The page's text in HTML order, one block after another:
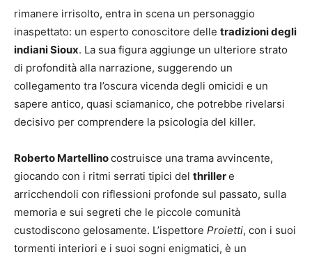
rimanere irrisolto, entra in scena un personaggio
inaspettato: un esperto conoscitore delle tradizioni degli
indiani Sioux. La sua figura aggiunge un ulteriore strato
di profondità alla narrazione, suggerendo un
collegamento tra l’oscura vicenda degli omicidi e un
sapere antico, quasi sciamanico, che potrebbe rivelarsi
decisivo per comprendere la psicologia del killer.
Roberto Martellinocostruisce una trama avvincente,
giocando con i ritmi serrati tipici del thrillere
arricchendoli con riflessioni profonde sul passato, sulla
memoria e sui segreti che le piccole comunità
custodiscono gelosamente. L’ispettore Proietti, con i suoi
tormenti interiori e i suoi sogni enigmatici, è un